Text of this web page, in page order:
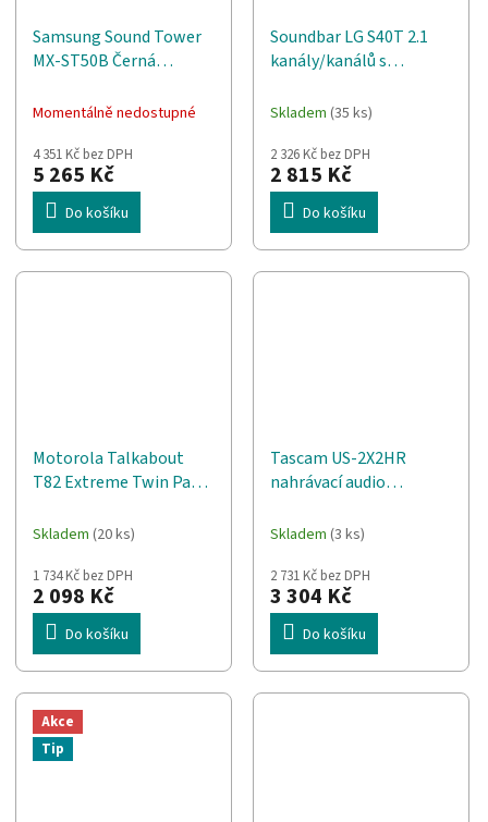
Samsung Sound Tower
MX-ST50B Černá
240 W
Momentálně nedostupné
4 351 Kč bez DPH
5 265 Kč
Do košíku
Soundbar LG S40T 2.1
kanály/kanálů s
Skladem (35 ks)
2 326 Kč bez DPH
2 815 Kč
Do košíku
Motorola Talkabout
T82 Extreme Twin Pack
kanály/kanálů Černá,
Skladem (20 ks)
1 734 Kč bez DPH
2 098 Kč
Do košíku
Tascam US-2X2HR
nahrávací audio
Skladem (3 ks)
2 731 Kč bez DPH
3 304 Kč
Do košíku
Akce
Tip